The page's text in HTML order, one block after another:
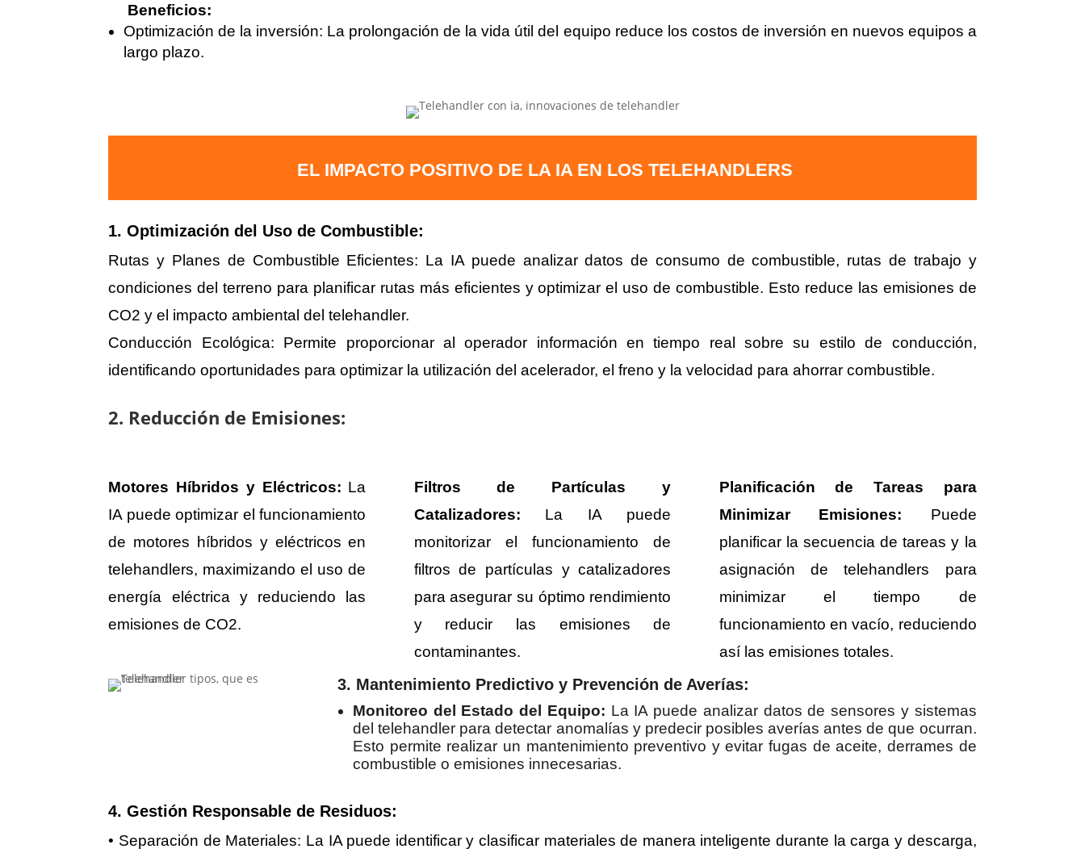
Beneficios:
Optimización de la inversión: La prolongación de la vida útil del equipo reduce los costos de inversión en nuevos equipos a
largo plazo.
EL IMPACTO POSITIVO DE LA IA EN LOS TELEHANDLERS
1. Optimización del Uso de Combustible:
Rutas y Planes de Combustible Eficientes: La IA puede analizar datos de consumo de combustible, rutas de trabajo y
condiciones del terreno para planificar rutas más eficientes y optimizar el uso de combustible. Esto reduce las emisiones de
CO2 y el impacto ambiental del telehandler.
Conducción Ecológica: Permite proporcionar al operador información en tiempo real sobre su estilo de conducción,
identificando oportunidades para optimizar la utilización del acelerador, el freno y la velocidad para ahorrar combustible.
2. Reducción de Emisiones:
Motores Híbridos y Eléctricos: La
IA puede optimizar el funcionamiento
de motores híbridos y eléctricos en
telehandlers, maximizando el uso de
energía eléctrica y reduciendo las
emisiones de CO2.
Filtros de Partículas y
Catalizadores: La IA puede
monitorizar el funcionamiento de
filtros de partículas y catalizadores
para asegurar su óptimo rendimiento
y reducir las emisiones de
contaminantes.
Planificación de Tareas para
Minimizar Emisiones: Puede
planificar la secuencia de tareas y la
asignación de telehandlers para
minimizar el tiempo de
funcionamiento en vacío, reduciendo
así las emisiones totales.
3. Mantenimiento Predictivo y Prevención de Averías:
Monitoreo del Estado del Equipo: La IA puede analizar datos de sensores y sistemas
del telehandler para detectar anomalías y predecir posibles averías antes de que ocurran.
Esto permite realizar un mantenimiento preventivo y evitar fugas de aceite, derrames de
combustible o emisiones innecesarias.
4. Gestión Responsable de Residuos:
• Separación de Materiales: La IA puede identificar y clasificar materiales de manera inteligente durante la carga y descarga,